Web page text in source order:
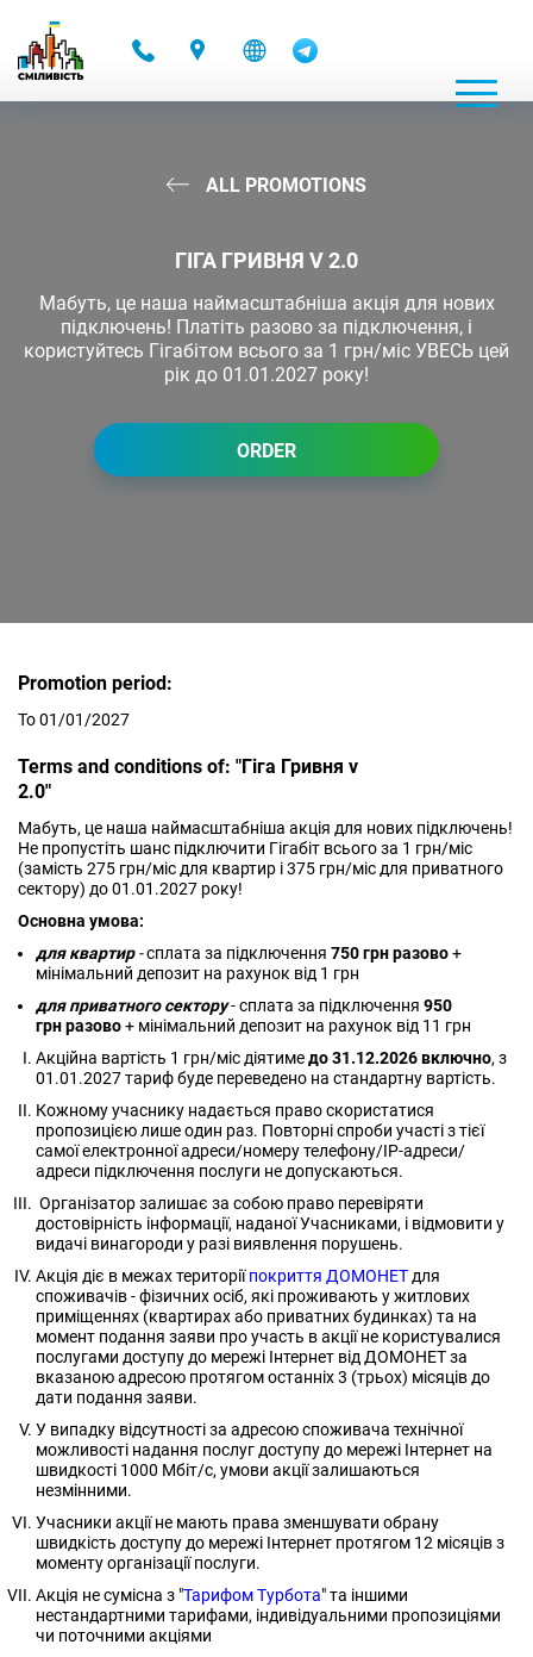
ALL PROMOTIONS
ГІГА ГРИВНЯ V 2.0
Мабуть, це наша наймасштабніша акція для нових
підключень! Платіть разово за підключення, і
користуйтесь Гігабітом всього за 1 грн/міс УВЕСЬ цей
рік до 01.01.2027 року!
ORDER
Promotion period:
To 01/01/2027
Terms and conditions of: "Гіга Гривня v
2.0"
Мабуть, це наша наймасштабніша акція для нових підключень!
Не пропустіть шанс підключити Гігабіт всього за 1 грн/міс
(замість 275 грн/міс для квартир і 375 грн/міс для приватного
сектору) до 01.01.2027 року!
Основна умова:
для квартир-сплата за підключення 750 грн разово+
мінімальний депозит на рахунок від 1 грн
для приватного сектору- сплата за підключення 950
грн разово+ мінімальний депозит на рахунок від 11 грн
Акційна вартість 1 грн/міс діятимедо 31.12.2026 включно, з
01.01.2027 тариф буде переведено на стандартну вартість.
Кожному учаснику надається право скористатися
пропозицією лише один раз. Повторні спроби участі з тієї
самої електронної адреси/номеру телефону/IP-адреси/
адреси підключення послуги не допускаються.
Організатор залишає за собою право перевіряти
достовірність інформації, наданої Учасниками, і відмовити у
видачі винагороди у разі виявлення порушень.
Акція діє в межах територіїпокриття ДОМОНЕТ для
споживачів - фізичних осіб, які проживають у житлових
приміщеннях (квартирах або приватних будинках) та на
момент подання заяви про участь в акції не користувалися
послугами доступу до мережі Інтернет від ДОМОНЕТ за
вказаною адресою протягом останніх 3 (трьох) місяців до
дати подання заяви.
У випадку відсутності за адресою споживача технічної
можливості надання послуг доступу до мережі Інтернет на
швидкості 1000 Мбіт/с, умови акції залишаються
незмінними.
Учасники акції не мають права зменшувати обрану
швидкість доступу до мережі Інтернет протягом 12 місяців з
моменту організації послуги.
Акція не сумісна з "Тарифом Турбота" та іншими
нестандартними тарифами, індивідуальними пропозиціями
чи поточними акціями